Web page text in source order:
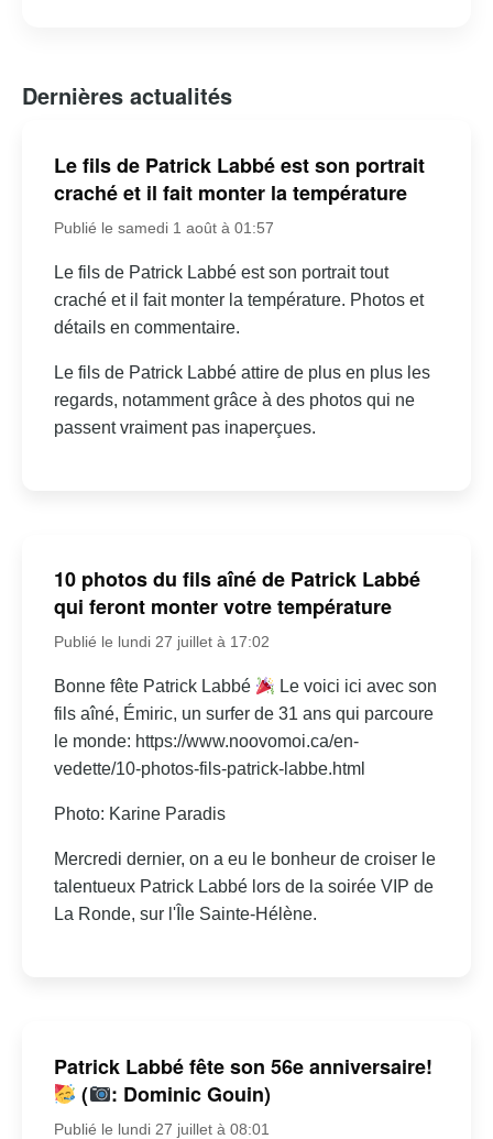
Dernières actualités
Le fils de Patrick Labbé est son portrait
craché et il fait monter la température
Publié le samedi 1 août à 01:57
Le fils de Patrick Labbé est son portrait tout
craché et il fait monter la température. Photos et
détails en commentaire.
Le fils de Patrick Labbé attire de plus en plus les
regards, notamment grâce à des photos qui ne
passent vraiment pas inaperçues.
10 photos du fils aîné de Patrick Labbé
qui feront monter votre température
Publié le lundi 27 juillet à 17:02
Bonne fête Patrick Labbé
Le voici ici avec son
fils aîné, Émiric, un surfer de 31 ans qui parcoure
le monde: https://www.noovomoi.ca/en-
vedette/10-photos-fils-patrick-labbe.html
Photo: Karine Paradis
Mercredi dernier, on a eu le bonheur de croiser le
talentueux Patrick Labbé lors de la soirée VIP de
La Ronde, sur l'Île Sainte-Hélène.
Patrick Labbé fête son 56e anniversaire!
(
: Dominic Gouin)
Publié le lundi 27 juillet à 08:01